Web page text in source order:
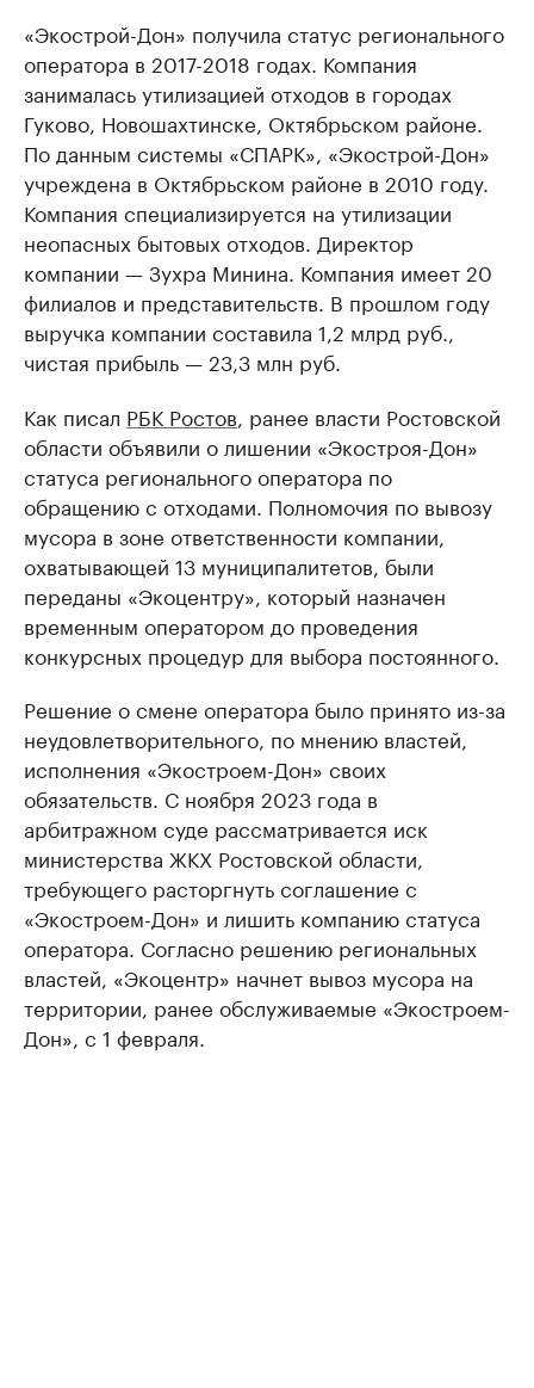
«Экострой-Дон» получила статус регионального
оператора в 2017-2018 годах. Компания
занималась утилизацией отходов в городах
Гуково, Новошахтинске, Октябрьском районе.
По данным системы «СПАРК», «Экострой-Дон»
учреждена в Октябрьском районе в 2010 году.
Компания специализируется на утилизации
неопасных бытовых отходов. Директор
компании — Зухра Минина. Компания имеет 20
филиалов и представительств. В прошлом году
выручка компании составила 1,2 млрд руб.,
чистая прибыль — 23,3 млн руб.
Как писал РБК Ростов , ранее власти Ростовской
области объявили о лишении «Экостроя-Дон»
статуса регионального оператора по
обращению с отходами. Полномочия по вывозу
мусора в зоне ответственности компании,
охватывающей 13 муниципалитетов, были
переданы «Экоцентру», который назначен
временным оператором до проведения
конкурсных процедур для выбора постоянного.
Решение о смене оператора было принято из-за
неудовлетворительного, по мнению властей,
исполнения «Экостроем-Дон» своих
обязательств. С ноября 2023 года в
арбитражном суде рассматривается иск
министерства ЖКХ Ростовской области,
требующего расторгнуть соглашение с
«Экостроем-Дон» и лишить компанию статуса
оператора. Согласно решению региональных
властей, «Экоцентр» начнет вывоз мусора на
территории, ранее обслуживаемые «Экостроем-
Дон», с 1 февраля.